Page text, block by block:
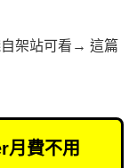
架站可看→ 這篇
月費不用